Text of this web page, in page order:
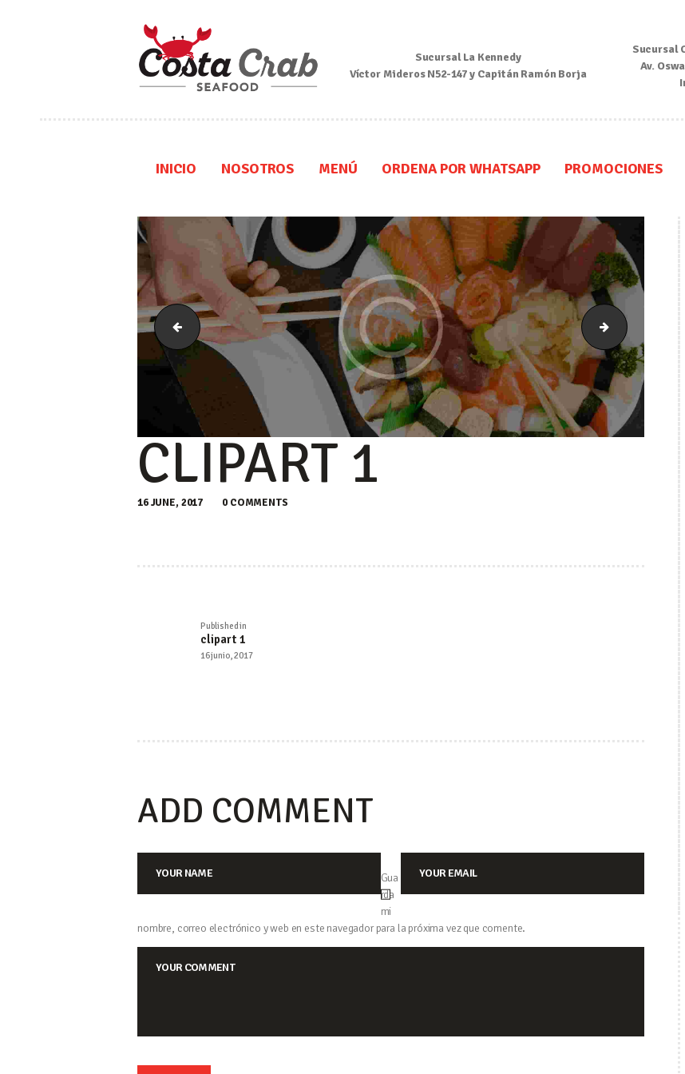
Sucursal La Kennedy
Víctor Mideros N52-147 y Capitán Ramón Borja
Sucursal
Av.
INICIO NOSOTROS MENÚ ORDENA POR WHATSAPP PROMOCIONES
Nosotros
Noticias
Contacto y Reserva
bg_findus
CLIPART 1
16 JUNE, 2017 0 COMMENTS
NAVEGACIÓN
DE
Published in
clipart 1
16 junio, 2017
ADD COMMENT
Gua
rda
mi
nombre, correo electrónico y web en este navegador para la próxima vez que comente.